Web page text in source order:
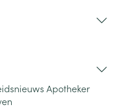
Apotheker